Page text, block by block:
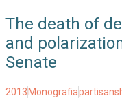
The death of
and
Senate
2013Monografia